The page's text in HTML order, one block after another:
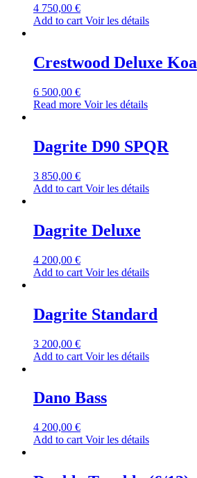
4 750,00 €
Add to cart Voir les détails
Crestwood Deluxe Koa
6 500,00 €
Read more Voir les détails
Dagrite D90 SPQR
3 850,00 €
Add to cart Voir les détails
Dagrite Deluxe
4 200,00 €
Add to cart Voir les détails
Dagrite Standard
3 200,00 €
Add to cart Voir les détails
Dano Bass
4 200,00 €
Add to cart Voir les détails